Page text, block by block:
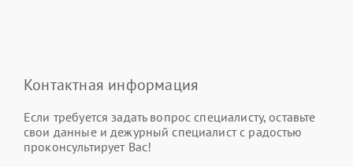
Контактная информация
Если требуется задать вопрос специалисту, оставьте
свои данные и дежурный специалист с радостью
проконсультирует Вас!